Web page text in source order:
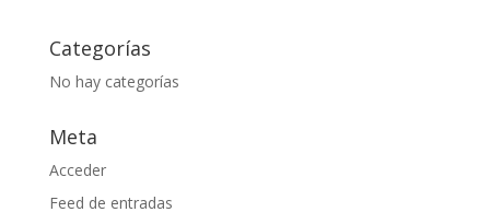
Categorías
No hay categorías
Meta
Acceder
Feed de entradas